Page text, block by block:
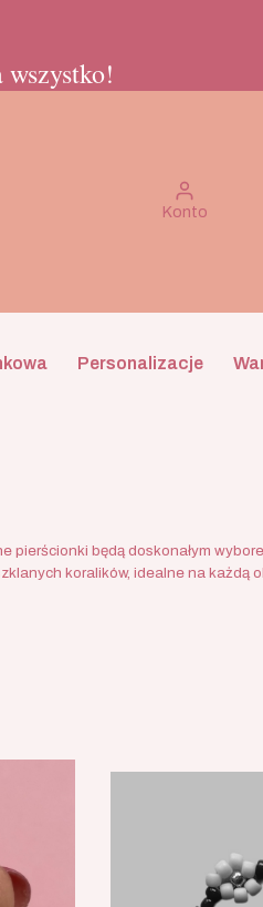
Konto
Personalizacje
pierścionki będą doskonałym
koralików, idealne na każdą